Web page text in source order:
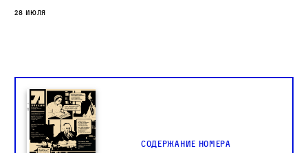
28 июля
Содержание номера